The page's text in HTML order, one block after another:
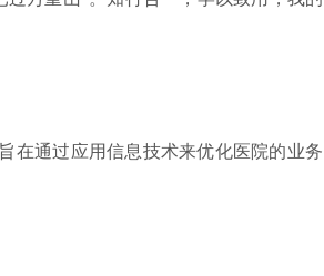
在通过应用信息技术来优化医院的业务